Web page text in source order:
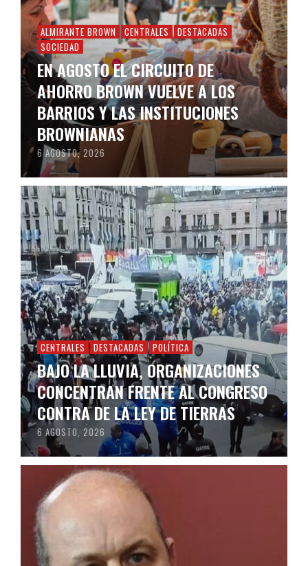
ALMIRANTE BROWN CENTRALES
DESTACADAS
SOCIEDAD
EN AGOSTO EL CIRCUITO DE
AHORRO BROWN VUELVE A LOS
BARRIOS Y LAS INSTITUCIONES
BROWNIANAS
6 AGOSTO, 2026
CENTRALES DESTACADAS POLÍTICA
BAJO LA LLUVIA, ORGANIZACIONES
CONCENTRAN FRENTE AL CONGRESO
CONTRA DE LA LEY DE TIERRAS
6 AGOSTO, 2026